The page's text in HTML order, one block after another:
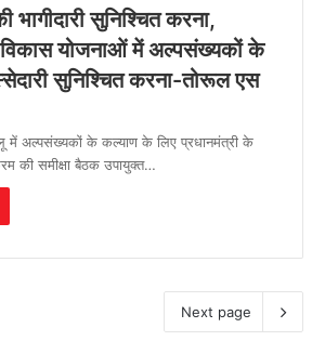
सुनिश्चित करना,
विकास योजनाओं में अल्पसंख्यकों के
सुनिश्चित करना-तोरूल एस
में अल्पसंख्यकों के कल्याण के लिए प्रधानमंत्री के
की समीक्षा बैठक उपायुक्त…
Next page